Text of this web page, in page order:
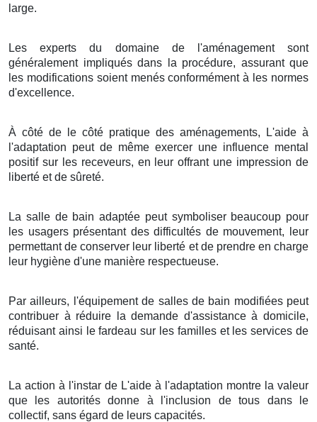
large.
Les experts du domaine de l'aménagement sont
généralement impliqués dans la procédure, assurant que
les modifications soient menés conformément à les normes
d'excellence.
À côté de le côté pratique des aménagements, L'aide à
l'adaptation peut de même exercer une influence mental
positif sur les receveurs, en leur offrant une impression de
liberté et de sûreté.
La salle de bain adaptée peut symboliser beaucoup pour
les usagers présentant des difficultés de mouvement, leur
permettant de conserver leur liberté et de prendre en charge
leur hygiène d'une manière respectueuse.
Par ailleurs, l'équipement de salles de bain modifiées peut
contribuer à réduire la demande d'assistance à domicile,
réduisant ainsi le fardeau sur les familles et les services de
santé.
La action à l'instar de L'aide à l'adaptation montre la valeur
que les autorités donne à l'inclusion de tous dans le
collectif, sans égard de leurs capacités.